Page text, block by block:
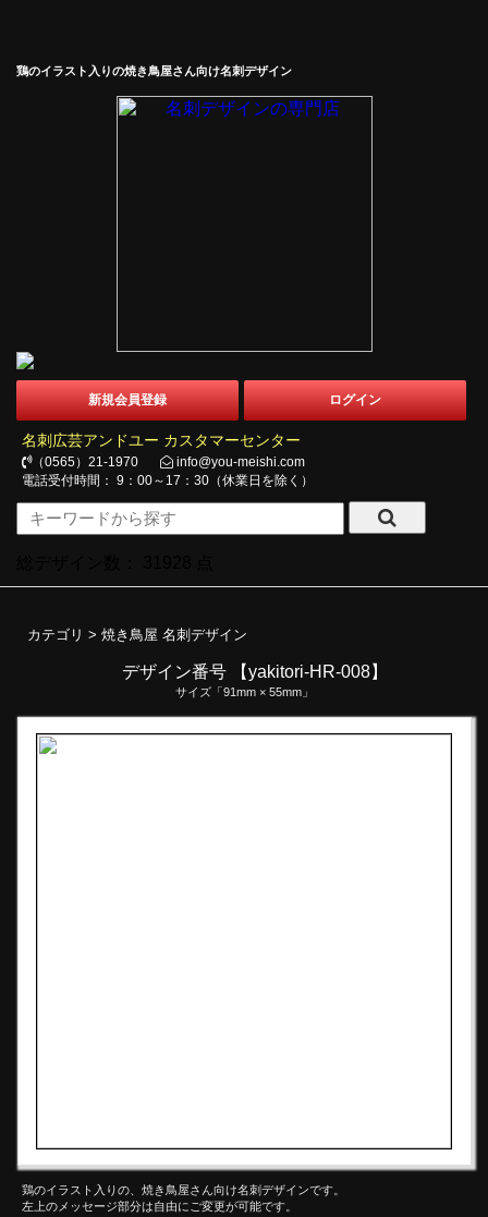
鶏のイラスト入りの焼き鳥屋さん向け名刺デザイン
新規会員登録 ログイン
名刺広芸アンドユー カスタマーセンター
（0565）21-1970
info@you-meishi.com
電話受付時間： 9：00～17：30（休業日を除く）
カテゴリ > 焼き鳥屋 名刺デザイン
デザイン番号 【yakitori-HR-008】
サイズ「91mm × 55mm」
鶏のイラスト入りの、焼き鳥屋さん向け名刺デザインです。
左上のメッセージ部分は自由にご変更が可能です。